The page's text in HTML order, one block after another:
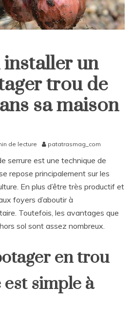
un
trou de
sa maison
de lecture patatrasmag_com
serrure est une technique de
repose principalement sur les
En plus d’être très productif et
foyers d’aboutir à
Toutefois, les avantages que
sol sont assez nombreux.
en trou
simple à